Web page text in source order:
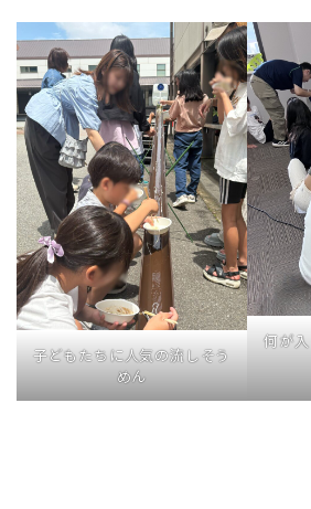
子どもたちに人気の流しそう
めん
何が